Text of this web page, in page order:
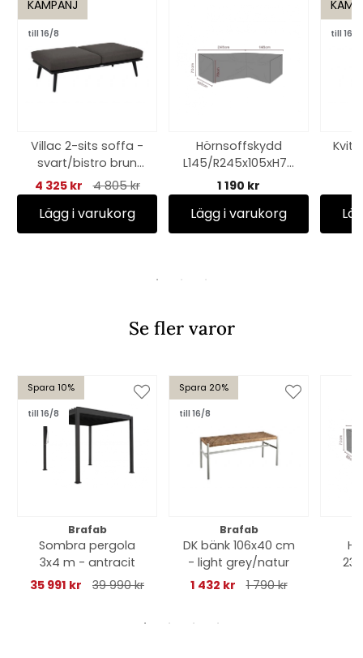
KAMPANJ
till 16/8
Villac 2-sits soffa -
svart/bistro brun
dyna
4 325 kr 4 805 kr
Lägg i varukorg
Hörnsoffskydd
L145/R245x105xH70
cm, andas - svart
1 190 kr
Lägg i varukorg
till 16/8
Se fler varor
Spara 10%
till 16/8
Brafab
Sombra pergola
3x4 m - antracit
35 991 kr
39 990 kr
Spara 20%
till 16/8
Brafab
DK bänk 106x40 cm
- light grey/natur
1 432 kr
1 790 kr